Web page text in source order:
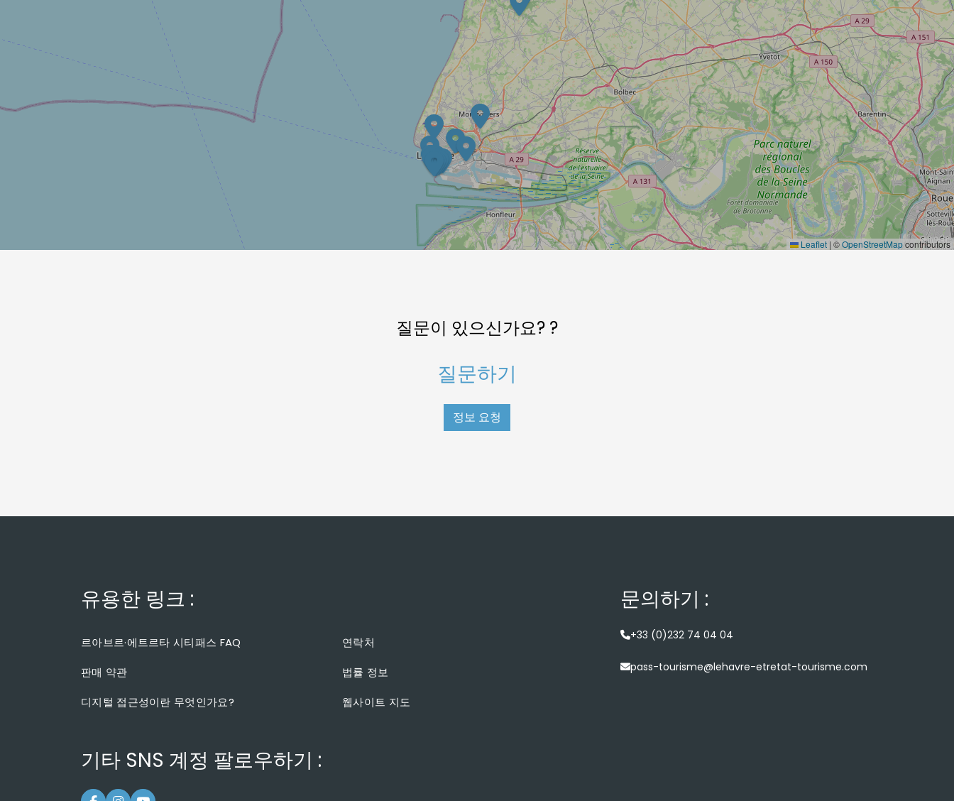
Leaflet | ©OpenStreetMapcontributors
질문이 있으신가요? ?
질문하기
정보 요청
유용한 링크 :
르아브르·에트르타 시티패스 FAQ
연락처
판매 약관
법률 정보
디지털 접근성이란 무엇인가요?
웹사이트 지도
문의하기 :
+33 (0)232 74 04 04
pass-tourisme@lehavre-etretat-tourisme.com
기타 SNS 계정 팔로우하기 :